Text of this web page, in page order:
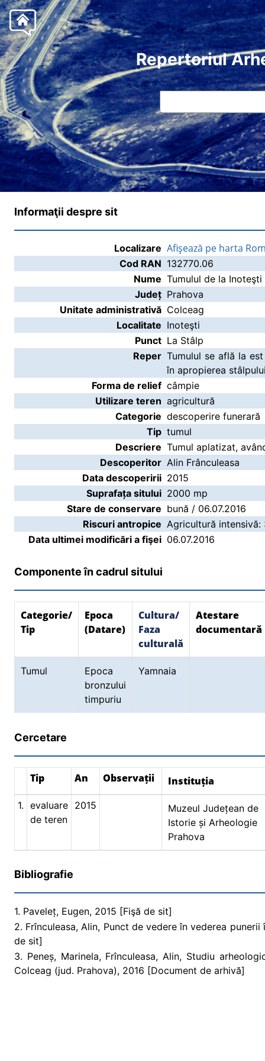
Repertoriul
Informaţii despre sit
Localizare Afişează pe harta
Cod RAN 132770.06
Nume Tumulul de la
Județ Prahova
Unitate administrativă Colceag
Localitate Inoteşti
Punct La Stâlp
Reper Tumulul se află la
în apropierea
Forma de relief câmpie
Utilizare teren agricultură
Categorie descoperire funerară
Tip tumul
Descriere Tumul aplatizat,
Descoperitor Alin Frânculeasa
Data descoperirii 2015
Suprafața sitului 2000 mp
Stare de conservare bună / 06.07.2016
Riscuri antropice Agricultură intensivă:
Data ultimei modificări a fişei 06.07.2016
Componente în cadrul sitului
Categorie/
Tip
Epoca
(Datare)
Cultura/
Faza
culturală
Atestare
documentară
Tumul
Epoca
bronzului
timpuriu
Yamnaia
Cercetare
Tip An Observații Instituția
1. evaluare
de teren
2015
Muzeul Județean de
Istorie și Arheologie
Prahova
Bibliografie
1. Paveleț, Eugen, 2015 [Fişă de sit]
2. Frînculeasa, Alin, Punct de vedere în vederea
de sit]
3. Peneș, Marinela, Frînculeasa, Alin, Studiu
Colceag (jud. Prahova), 2016 [Document de arhivă]